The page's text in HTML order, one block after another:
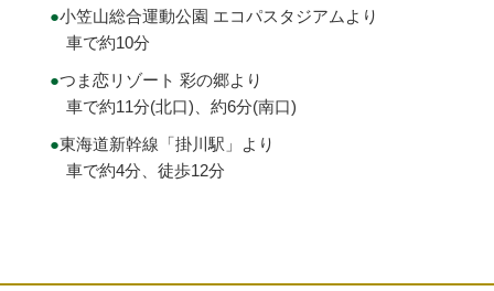
小笠山総合運動公園 エコパスタジアムより
車で約10分
つま恋リゾート 彩の郷より
車で約11分(北口)、約6分(南口)
東海道新幹線「掛川駅」より
車で約4分、徒歩12分